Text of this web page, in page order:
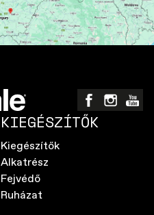
KIEGÉSZÍTŐK
Kiegészítők
Alkatrész
Fejvédő
Ruházat